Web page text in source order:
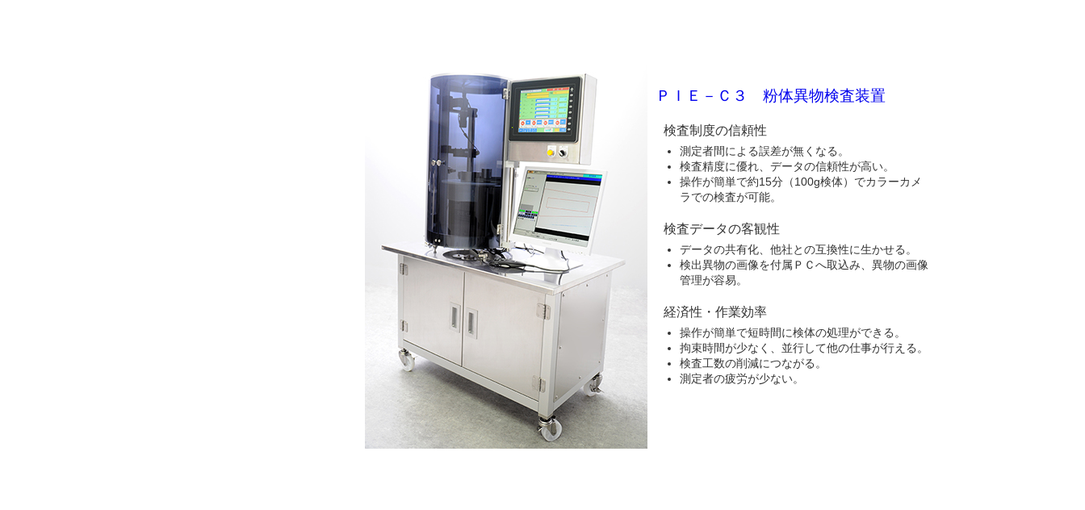
ＰＩＥ－Ｃ３ 粉体異物検査装置
検査制度の信頼性
測定者間による誤差が無くなる。
検査精度に優れ、データの信頼性が高い。
操作が簡単で約15分（100g検体）でカラーカメ
ラでの検査が可能。
検査データの客観性
データの共有化、他社との互換性に生かせる。
検出異物の画像を付属ＰＣへ取込み、異物の画像
管理が容易。
経済性・作業効率
操作が簡単で短時間に検体の処理ができる。
拘束時間が少なく、並行して他の仕事が行える。
検査工数の削減につながる。
測定者の疲労が少ない。